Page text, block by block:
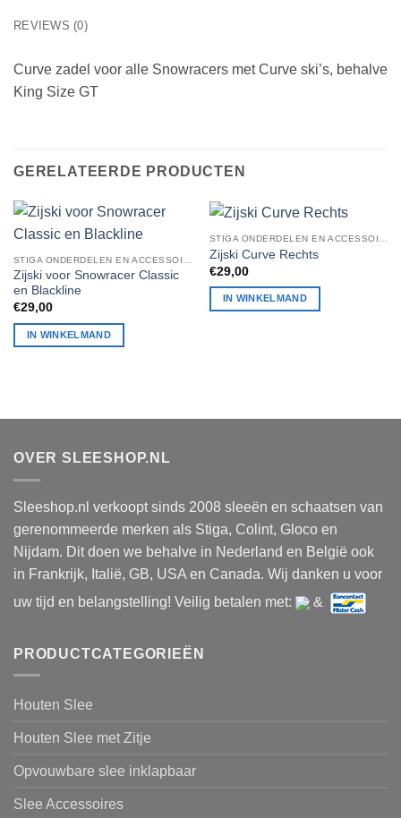
REVIEWS (0)
Curve zadel voor alle Snowracers met Curve ski’s, behalve
King Size GT
GERELATEERDE PRODUCTEN
Zijski voor Snowracer Classic
en Blackline
€29,00
IN WINKELMAND
Zijski Curve Rechts
€29,00
IN WINKELMAND
OVER SLEESHOP.NL
Sleeshop.nl verkoopt sinds 2008 sleeën en schaatsen van
gerenommeerde merken als Stiga, Colint, Gloco en
Nijdam. Dit doen we behalve in Nederland en België ook
in Frankrijk, Italië, GB, USA en Canada. Wij danken u voor
uw tijd en belangstelling! Veilig betalen met:
&
PRODUCTCATEGORIEËN
Houten Slee
Houten Slee met Zitje
Opvouwbare slee inklapbaar
Slee Accessoires